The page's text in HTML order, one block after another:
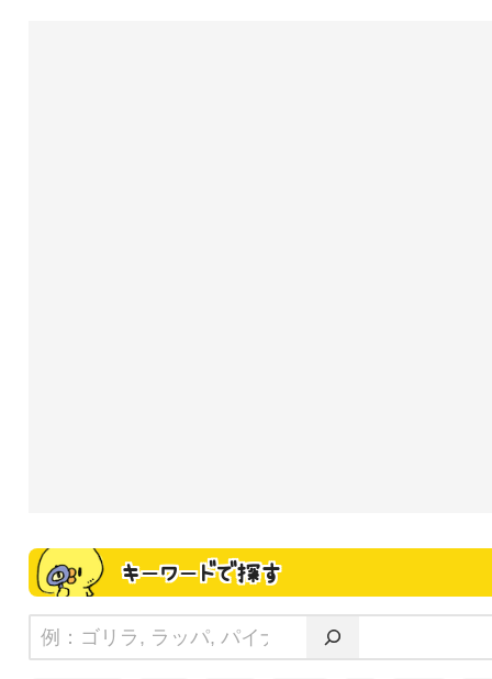
キーワードで探す